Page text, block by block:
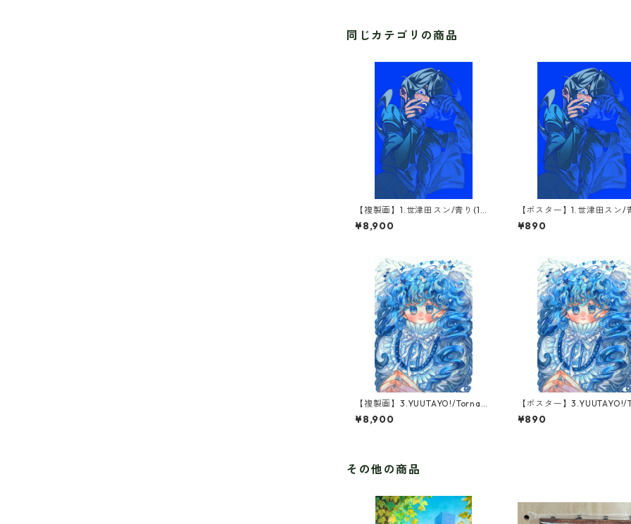
同じカテゴリの商品
【複製画】1.世津田スン/青り(1点
限定)
¥8,900
【ポスター】1.世津田スン/
¥890
【複製画】3.YUUTAYO!/Tornado
Blue(1点限定)
¥8,900
【ポスター】
do Blue
¥890
その他の商品